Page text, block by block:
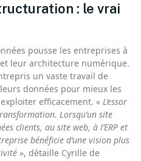
: le vrai
pousse les entreprises à
leur architecture numérique.
un vaste travail de
données pour mieux les
efficacement. « L’essor
Lorsqu’un site
clients, au site web, à l’ERP et
bénéficie d’une vision plus
», détaille Cyrille de